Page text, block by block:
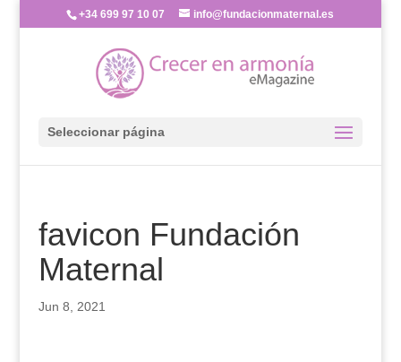
+34 699 97 10 07 info@fundacionmaternal.es
Seleccionar página
favicon Fundación
Maternal
Jun 8, 2021